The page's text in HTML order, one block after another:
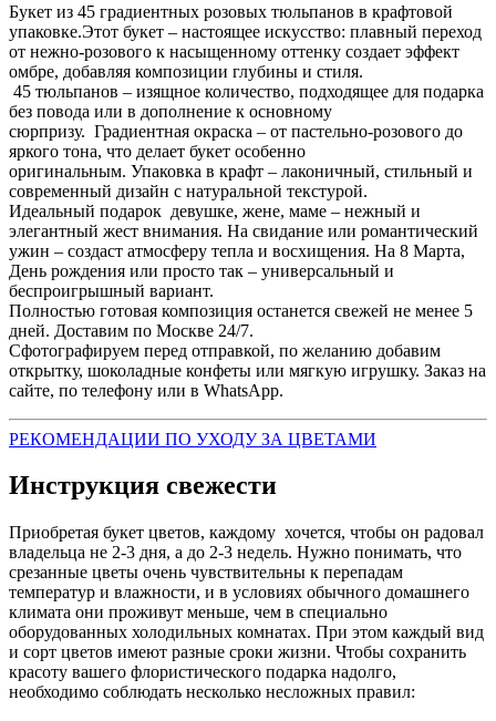
Букет из 45 градиентных розовых тюльпанов в крафтовой
упаковке.Этот букет – настоящее искусство: плавный переход
от нежно-розового к насыщенному оттенку создает эффект
омбре, добавляя композиции глубины и стиля.
45 тюльпанов – изящное количество, подходящее для подарка
без повода или в дополнение к основному
сюрпризу. Градиентная окраска – от пастельно-розового до
яркого тона, что делает букет особенно
оригинальным. Упаковка в крафт – лаконичный, стильный и
современный дизайн с натуральной текстурой.
Идеальный подарок девушке, жене, маме – нежный и
элегантный жест внимания. На свидание или романтический
ужин – создаст атмосферу тепла и восхищения. На 8 Марта,
День рождения или просто так – универсальный и
беспроигрышный вариант.
Полностью готовая композиция останется свежей не менее 5
дней. Доставим по Москве 24/7.
Сфотографируем перед отправкой, по желанию добавим
открытку, шоколадные конфеты или мягкую игрушку. Заказ на
сайте, по телефону или в WhatsApp.
РЕКОМЕНДАЦИИ ПО УХОДУ ЗА ЦВЕТАМИ
Инструкция свежести
Приобретая букет цветов, каждому хочется, чтобы он радовал
владельца не 2-3 дня, а до 2-3 недель. Нужно понимать, что
срезанные цветы очень чувствительны к перепадам
температур и влажности, и в условиях обычного домашнего
климата они проживут меньше, чем в специально
оборудованных холодильных комнатах. При этом каждый вид
и сорт цветов имеют разные сроки жизни. Чтобы сохранить
красоту вашего флористического подарка надолго,
необходимо соблюдать несколько несложных правил: